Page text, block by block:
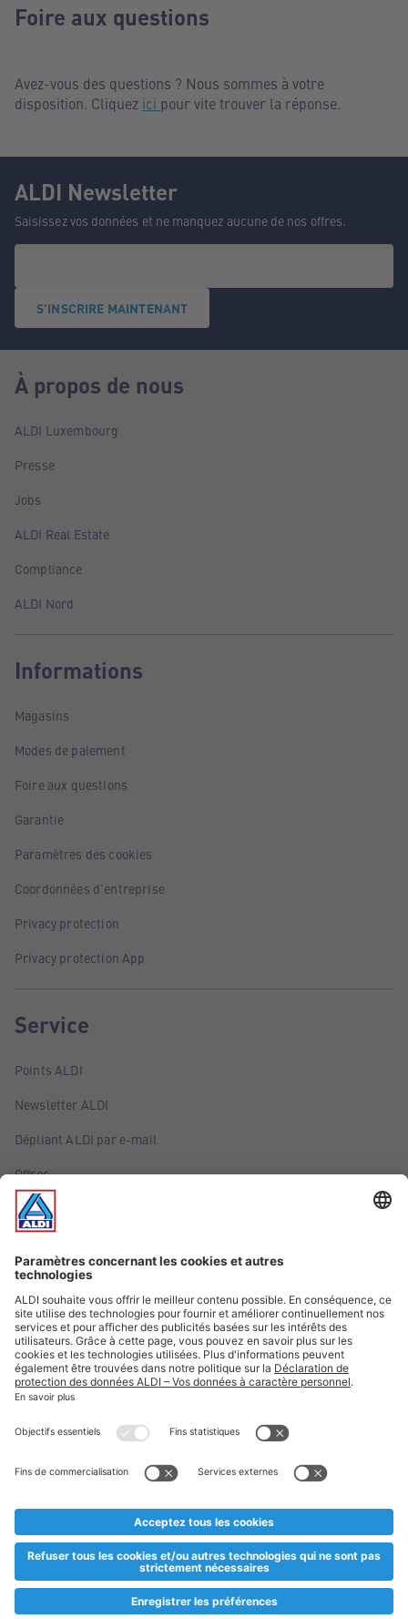
Foire aux questions
Avez-vous des questions ? Nous sommes à votre
disposition. Cliquez ici pour vite trouver la réponse.
ALDI Newsletter
Saisissez vos données et ne manquez aucune de nos offres.
S'INSCRIRE MAINTENANT
À propos de nous
ALDI Luxembourg
Presse
Jobs
ALDI Real Estate
Compliance
ALDI Nord
Informations
Magasins
Modes de paiement
Foire aux questions
Garantie
Paramètres des cookies
Coordonnées d'entreprise
Privacy protection
Privacy protection App
Service
Points ALDI
Newsletter ALDI
Dépliant ALDI par e-mail
Offres
Infos essentielles
Suivez ALDI Luxembourg
Textes marqués d'un astérisque et mentions légales
esoulaang bis de Stock eidel ass. Mir soen Iech Merci fir Äert
Planifikatioun ausverkaaft sollte sinn. De VALORLUX-Präis an
** Op dësem Site huet d'Benotze vun der männlecher Form eng
besser Liesbarkeet am Sënn an huet keng diskriminéierend
Absicht. All Geschlecht gëtt gläichberechtegt behandelt.